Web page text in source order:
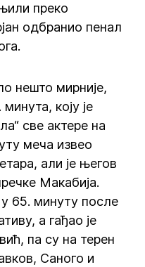
преко
одбранио пенал
нешто мирније,
коју је
све актере на
меча извео
али је његов
Макабија.
у 65. минуту после
а гађао је
па су на терен
Саного и